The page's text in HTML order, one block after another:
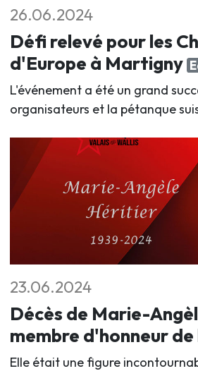
26.06.2024
Défi relevé pour les
d'Europe à Martigny
L'événement a été un grand
organisateurs et la pétanque
23.06.2024
Décès de Marie-
membre d'honneur de
Elle était une figure